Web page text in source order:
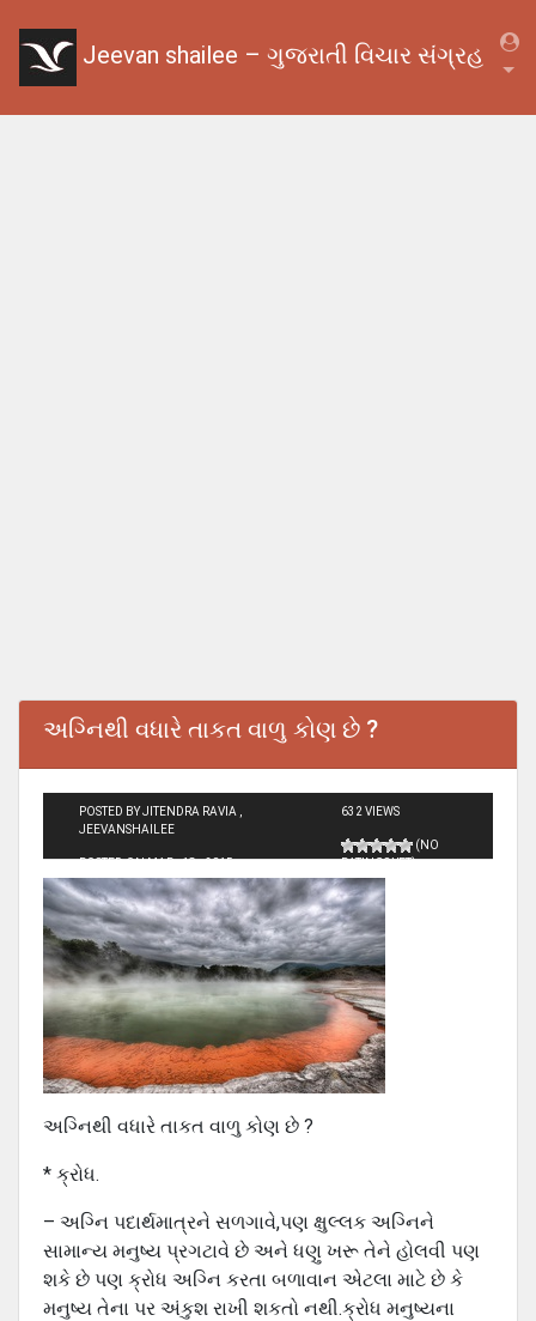
Jeevan shailee – ગુજરાતી વિચાર સંગ્રહ
અગ્નિથી વધારે તાકત વાળુ કોણ છે ?
POSTED BY JITENDRA RAVIA ,
JEEVANSHAILEE
POSTED ON MAR - 18 - 2015
632 VIEWS
(NO
RATINGS YET)
અગ્નિથી વધારે તાકત વાળુ કોણ છે ?
* ક્રોધ.
– અગ્નિ પદાર્થમાત્રને સળગાવે,પણ ક્ષુલ્લક અગ્નિને
સામાન્ય મનુષ્ય પ્રગટાવે છે અને ધણુ ખરૂ તેને હોલવી પણ
શકે છે પણ ક્રોધ અગ્નિ કરતા બળાવાન એટલા માટે છે કે
મનુષ્ય તેના પર અંકુશ રાખી શકતો નથી.ક્રોધ મનુષ્યના